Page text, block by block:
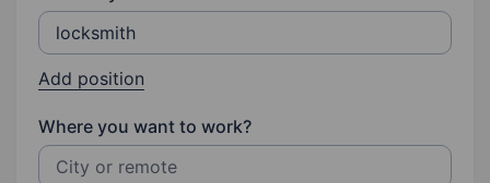
Add position
Where you want to work?